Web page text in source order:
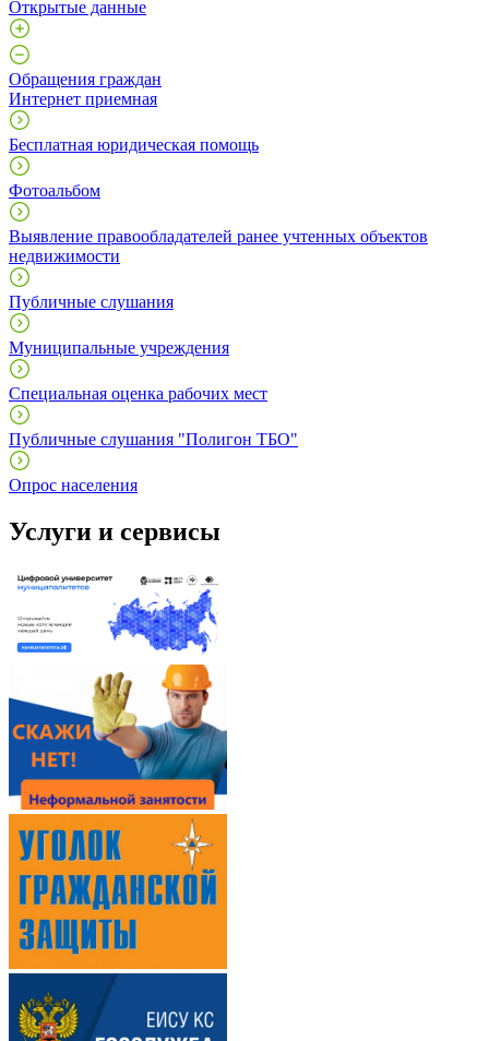
Открытые данные
Обращения граждан
Интернет приемная
Бесплатная юридическая помощь
Фотоальбом
Выявление правообладателей ранее учтенных объектов
недвижимости
Публичные слушания
Муниципальные учреждения
Специальная оценка рабочих мест
Публичные слушания "Полигон ТБО"
Опрос населения
Услуги и сервисы